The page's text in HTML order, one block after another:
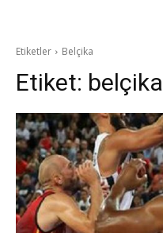
Etiketler Belçika
Etiket: belçika